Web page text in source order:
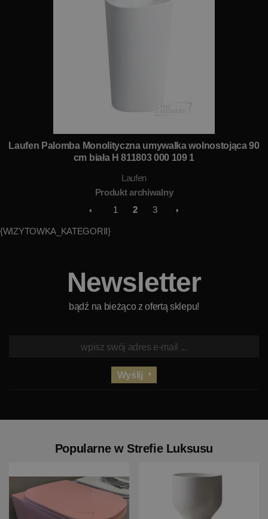
Laufen Palomba Monolityczna umywalka wolnostojąca 90
cm biała H 811803 000 109 1
Laufen
Produkt archiwalny
1
2 3
{WIZYTOWKA_KATEGORII}
Newsletter
bądź na bieżąco z ofertą sklepu!
Wyślij
Popularne w Strefie Luksusu